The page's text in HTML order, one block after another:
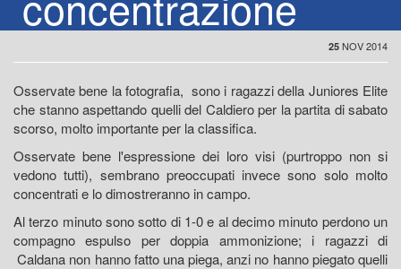
25 NOV 2014
Osservate bene la fotografia, sono i ragazzi della Juniores Elite
che stanno aspettando quelli del Caldiero per la partita di sabato
scorso, molto importante per la classifica.
Osservate bene l'espressione dei loro visi (purtroppo non si
vedono tutti), sembrano preoccupati invece sono solo molto
concentrati e lo dimostreranno in campo.
Al terzo minuto sono sotto di 1-0 e al decimo minuto perdono un
compagno espulso per doppia ammonizione; i ragazzi di
Caldana non hanno fatto una piega, anzi no hanno piegato quelli